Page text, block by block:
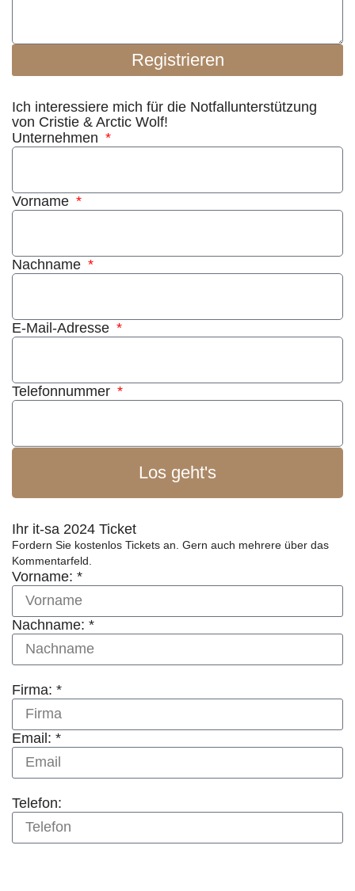
Registrieren
Ich interessiere mich für die Notfallunterstützung
von Cristie & Arctic Wolf!
Unternehmen
Vorname
Nachname
E-Mail-Adresse
Telefonnummer
Los geht's
Ihr it-sa 2024 Ticket
Fordern Sie kostenlos Tickets an. Gern auch mehrere über das
Kommentarfeld.
Vorname: *
Nachname: *
Firma: *
Email: *
Telefon: